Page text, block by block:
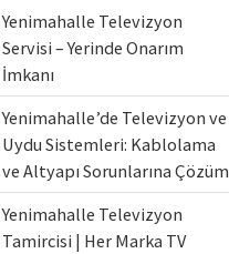
Yenimahalle Televizyon
Servisi – Yerinde Onarım
İmkanı
Yenimahalle’de Televizyon ve
Uydu Sistemleri: Kablolama
ve Altyapı Sorunlarına Çözüm
Yenimahalle Televizyon
Tamircisi | Her Marka TV